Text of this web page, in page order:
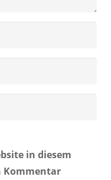
in diesem
Kommentar